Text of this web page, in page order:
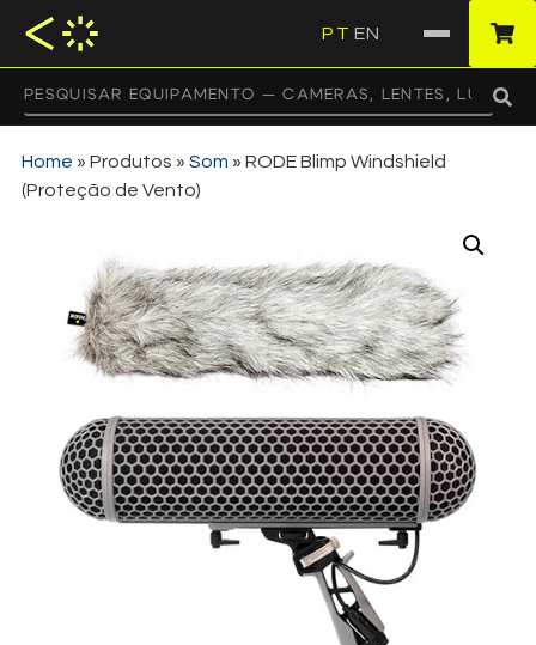
PT EN
Home » Produtos » Som » RODE Blimp Windshield
(Proteção de Vento)